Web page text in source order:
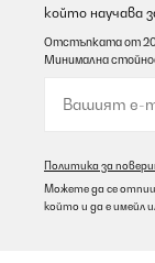
който научава
Отстъпката от 20
Минимална
Политика за
Можете да се
който и да е имейл